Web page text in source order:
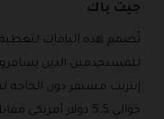
جيت باك
تُصمم هذه الباقات
للمستخدمين الذين
إنترنت مستقر دون الحاجة